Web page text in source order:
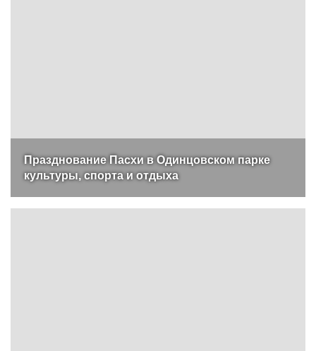
Празднование Пасхи в Одинцовском парке
культуры, спорта и отдыха